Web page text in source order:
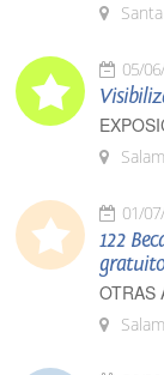
05/
01/
122
gratuito
OTRAS